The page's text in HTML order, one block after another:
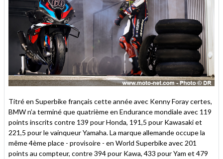
Titré en Superbike français cette année avec Kenny Foray certes,
BMW n’a terminé que quatrième en Endurance mondiale avec 119
points inscrits contre 139 pour Honda, 191,5 pour Kawasaki et
221,5 pour le vainqueur Yamaha. La marque allemande occupe la
même 4ème place - provisoire - en World Superbike avec 201
points au compteur, contre 394 pour Kawa, 433 pour Yam et 479